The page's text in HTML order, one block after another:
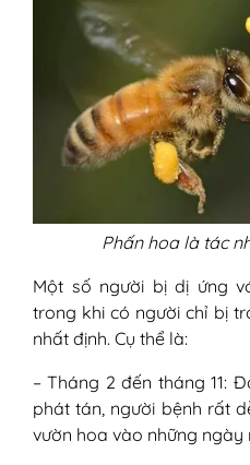
Phấn hoa là tác
Một số người bị dị ứng
trong khi có người chỉ bị
nhất định. Cụ thể là:
– Tháng 2 đến tháng 11:
phát tán, người bệnh rất
vườn hoa vào những ngày